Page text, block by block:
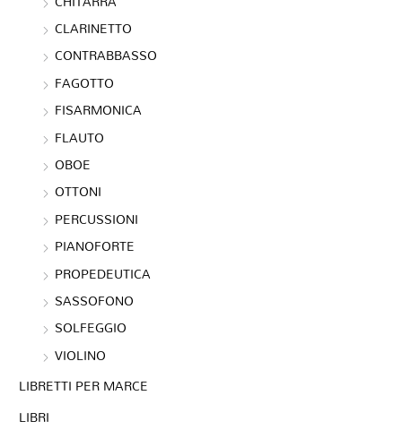
CLARINETTO
CONTRABBASSO
FAGOTTO
FISARMONICA
FLAUTO
OBOE
OTTONI
PERCUSSIONI
PIANOFORTE
PROPEDEUTICA
SASSOFONO
SOLFEGGIO
VIOLINO
LIBRETTI PER MARCE
LIBRI